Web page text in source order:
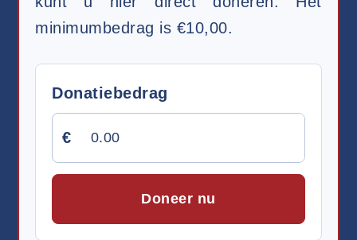
minimumbedrag is €10,00.
Donatiebedrag
€
Doneer nu